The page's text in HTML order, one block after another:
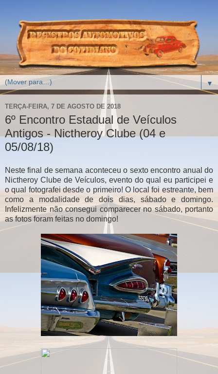
▼
TERÇA-FEIRA, 7 DE AGOSTO DE 2018
6º Encontro Estadual de Veículos
Antigos - Nictheroy Clube (04 e
05/08/18)
Neste final de semana aconteceu o sexto encontro anual do
Nictheroy Clube de Veículos, evento do qual eu participei e
o qual fotografei desde o primeiro! O local foi estreante, bem
como a modalidade de dois dias, sábado e domingo.
Infelizmente não consegui comparecer no sábado, portanto
as fotos foram feitas no domingo!